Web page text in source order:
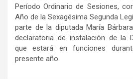
Período Ordinario de Sesiones,
Año de la Sexagésima Segunda
parte de la diputada María
declaratoria de instalación de la
que estará en funciones
presente año.